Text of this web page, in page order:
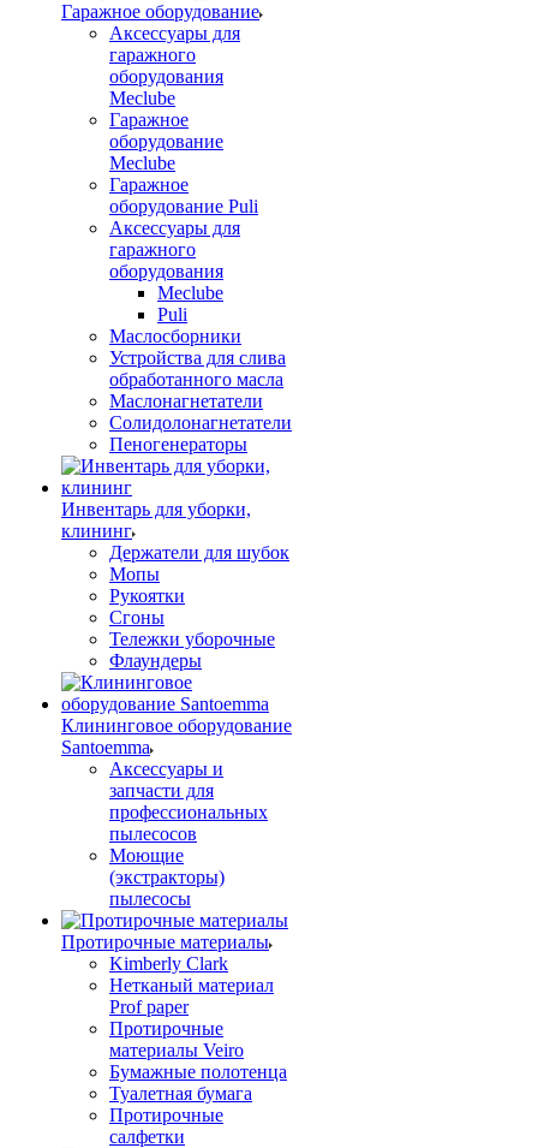
Гаражное оборудование
Аксессуары для
гаражного
оборудования
Meclube
Гаражное
оборудование
Meclube
Гаражное
оборудование Puli
Аксессуары для
гаражного
оборудования
Meclube
Puli
Маслосборники
Устройства для слива
обработанного масла
Маслонагнетатели
Солидолонагнетатели
Пеногенераторы
Инвентарь для уборки,
клининг
Держатели для шубок
Мопы
Рукоятки
Сгоны
Тележки уборочные
Флаундеры
Клининговое оборудование
Santoemma
Аксессуары и
запчасти для
профессиональных
пылесосов
Моющие
(экстракторы)
пылесосы
Протирочные материалы
Kimberly Clark
Нетканый материал
Prof paper
Протирочные
материалы Veiro
Бумажные полотенца
Туалетная бумага
Протирочные
салфетки